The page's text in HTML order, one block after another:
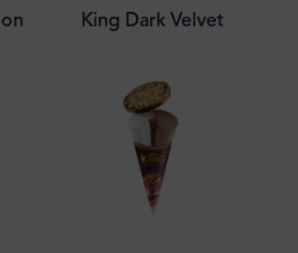
King Dark Velvet